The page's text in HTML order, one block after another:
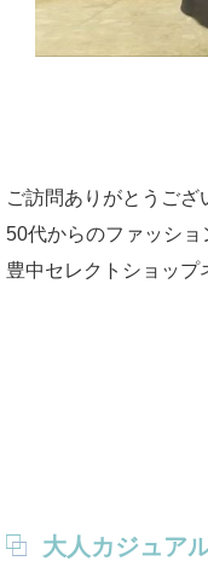
ご訪問ありがとうござ
50代からのファッショ
豊中セレクトショップ
大人カジュア